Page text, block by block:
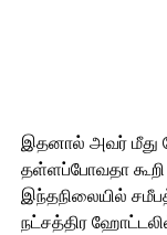
இதனால் அவர் மீது
தள்ளப்போவதா கூறி
இந்தநிலையில்
நட்சத்திர